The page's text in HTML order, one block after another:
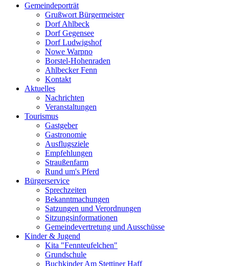
Gemeindeporträt
Grußwort Bürgermeister
Dorf Ahlbeck
Dorf Gegensee
Dorf Ludwigshof
Nowe Warpno
Borstel-Hohenraden
Ahlbecker Fenn
Kontakt
Aktuelles
Nachrichten
Veranstaltungen
Tourismus
Gastgeber
Gastronomie
Ausflugsziele
Empfehlungen
Straußenfarm
Rund um's Pferd
Bürgerservice
Sprechzeiten
Bekanntmachungen
Satzungen und Verordnungen
Sitzungsinformationen
Gemeindevertretung und Ausschüsse
Kinder & Jugend
Kita "Fennteufelchen"
Grundschule
Buchkinder Am Stettiner Haff